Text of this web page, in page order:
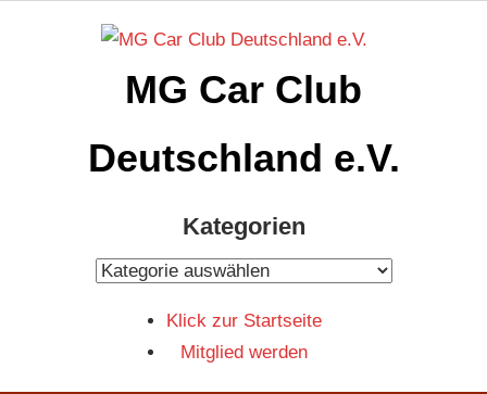
MG Car Club
Deutschland e.V.
Kategorien
Kategorien
Klick zur Startseite
Mitglied werden